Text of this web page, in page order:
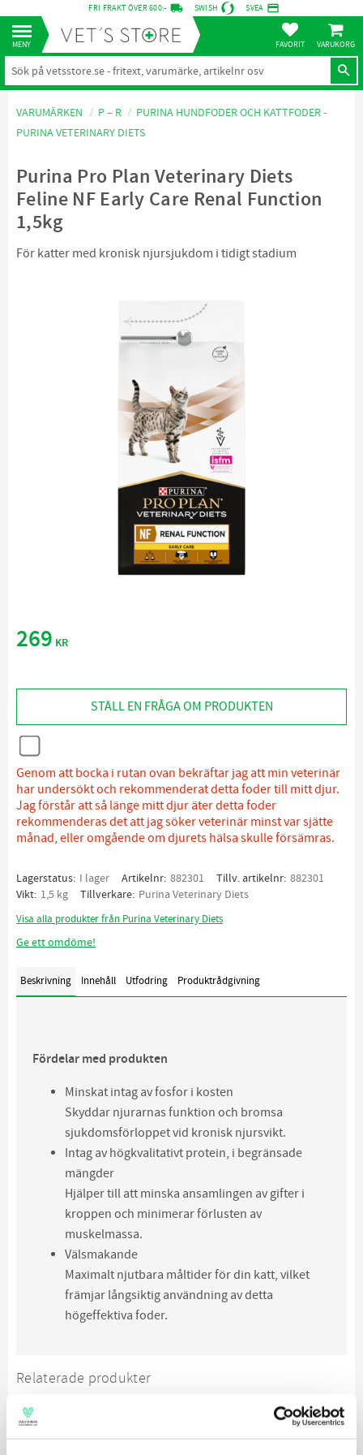
Meny
FRI FRAKT ÖVER 600:- local_shipping SWISH SVEA credit_card
FAVORITER
VARUMÄRKEN P – R
PURINA HUNDFODER OCH KATTFODER -
PURINA VETERINARY DIETS
Purina Pro Plan Veterinary Diets
Feline NF Early Care Renal Function
1,5kg
För katter med kronisk njursjukdom i tidigt stadium
269 KR
STÄLL EN FRÅGA OM PRODUKTEN
Genom att bocka i rutan ovan bekräftar jag att min veterinär
har undersökt och rekommenderat detta foder till mitt djur.
Jag förstår att så länge mitt djur äter detta foder
rekommenderas det att jag söker veterinär minst var sjätte
månad, eller omgående om djurets hälsa skulle försämras.
Lagerstatus I lager Artikelnr 882301 Tillv. artikelnr 882301
Vikt 1,5 kg Tillverkare Purina Veterinary Diets
Visa alla produkter från Purina Veterinary Diets
Ge ett omdöme!
Beskrivning Innehåll Utfodring Produktrådgivning
Fördelar med produkten
Minskat intag av fosfor i kosten
Skyddar njurarnas funktion och bromsa
sjukdomsförloppet vid kronisk njursvikt.
Intag av högkvalitativt protein, i begränsade
mängder
Hjälper till att minska ansamlingen av gifter i
kroppen och minimerar förlusten av
muskelmassa.
Välsmakande
Maximalt njutbara måltider för din katt, vilket
främjar långsiktig användning av detta
högeffektiva foder.
Relaterade produkter
SPARA 12%